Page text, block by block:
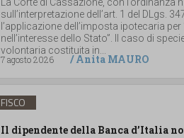
La Corte di Cassazione, con l’ordinanza
sull’interpretazione dell’art. 1 del DLgs.
l’applicazione dell’imposta ipotecaria
nell’interesse dello Stato”. Il caso di
volontaria costituita in...
7 agosto 2026
/Anita MAURO
FISCO
Il dipendente della Banca d’Italia